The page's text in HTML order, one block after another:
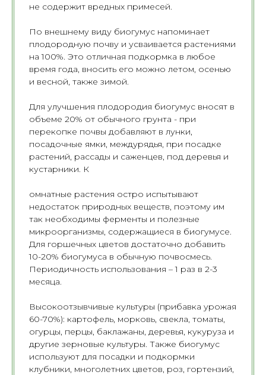
не содержит вредных примесей.
По внешнему виду биогумус напоминает
плодородную почву и усваивается растениями
на 100%. Это отличная подкормка в любое
время года, вносить его можно летом, осенью
и весной, также зимой.
Для улучшения плодородия биогумус вносят в
объеме 20% от обычного грунта - при
перекопке почвы добавляют в лунки,
посадочные ямки, междурядья, при посадке
растений, рассады и саженцев, под деревья и
кустарники. К
омнатные растения остро испытывают
недостаток природных веществ, поэтому им
так необходимы ферменты и полезные
микроорганизмы, содержащиеся в биогумусе.
Для горшечных цветов достаточно добавить
10-20% биогумуса в обычную почвосмесь.
Периодичность использования – 1 раз в 2-3
месяца.
Высокоотзывчивые культуры (прибавка урожая
60-70%): картофель, морковь, свекла, томаты,
огурцы, перцы, баклажаны, деревья, кукуруза и
другие зерновые культуры. Также биогумус
используют для посадки и подкормки
клубники, многолетних цветов, роз, гортензий,